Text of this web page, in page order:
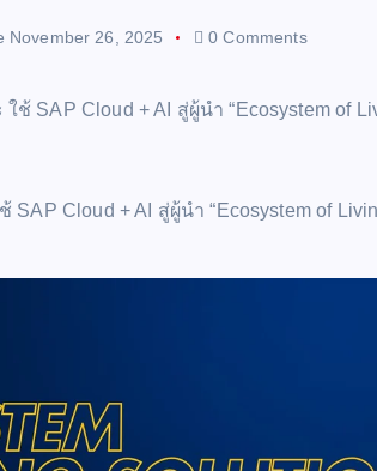
November 26, 2025 0 Comments
SAP Cloud + AI สู่ผู้นำ “Ecosystem of